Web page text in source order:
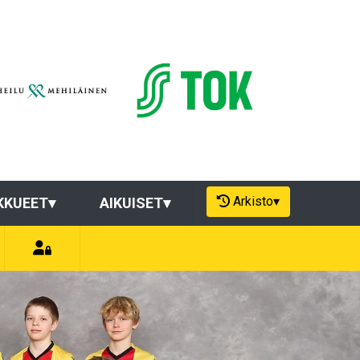
▾ AIKUISET▾ Arkisto▾